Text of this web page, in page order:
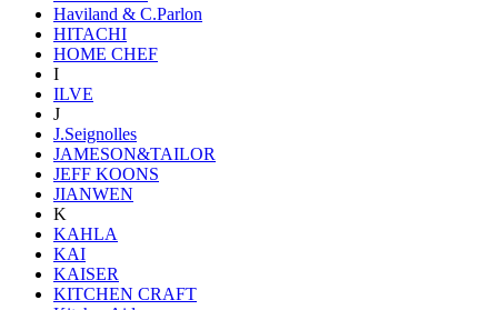
Haviland & C.Parlon
HITACHI
HOME CHEF
I
ILVE
J
J.Seignolles
JAMESON&TAILOR
JEFF KOONS
JIANWEN
K
KAHLA
KAI
KAISER
KITCHEN CRAFT